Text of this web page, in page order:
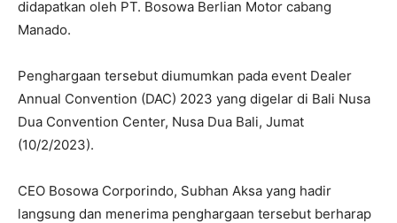
didapatkan oleh PT. Bosowa Berlian Motor cabang
Manado.
Penghargaan tersebut diumumkan pada event Dealer
Annual Convention (DAC) 2023 yang digelar di Bali Nusa
Dua Convention Center, Nusa Dua Bali, Jumat
(10/2/2023).
CEO Bosowa Corporindo, Subhan Aksa yang hadir
langsung dan menerima penghargaan tersebut berharap